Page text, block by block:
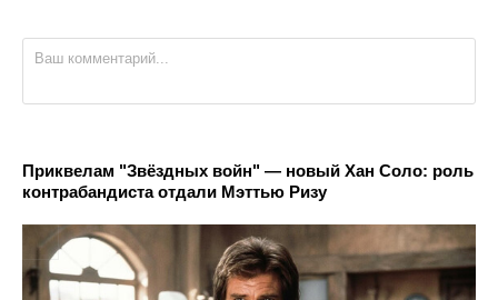
Приквелам "Звёздных войн" — новый Хан Соло: роль
контрабандиста отдали Мэттью Ризу